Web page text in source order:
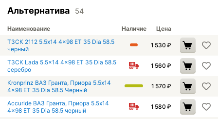
Альтернатива 54
Наименование Наличие
Цена
ТЗСК 2112 5.5x14 4x98 ET 35 Dia 58.5
черный
1 530 ₽
ТЗСК Lada 5.5x14 4x98 ET 35 Dia 58.5
серебро
1 560 ₽
Kronprinz ВАЗ Гранта, Приора 5.5x14
4x98 ET 35 Dia 58.5 Черный
1 570 ₽
Accuride ВАЗ Гранта, Приора 5.5x14
4x98 ET 35 Dia 58.5 черный
1 580 ₽